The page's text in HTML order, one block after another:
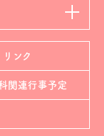
リンク
関連行事予定